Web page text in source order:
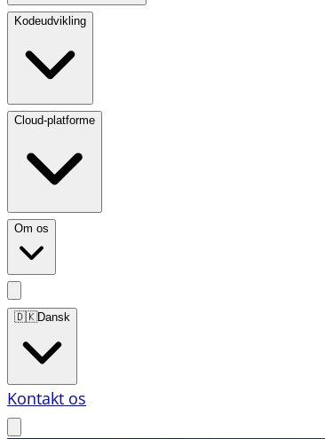
Kodeudvikling
Cloud-platforme
Om os
🇩🇰Dansk
Kontakt os